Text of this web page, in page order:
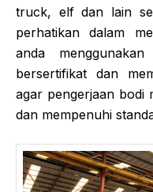
truck, elf dan lain
perhatikan dalam
anda
bersertifikat dan
agar pengerjaan bodi
dan mempenuhi